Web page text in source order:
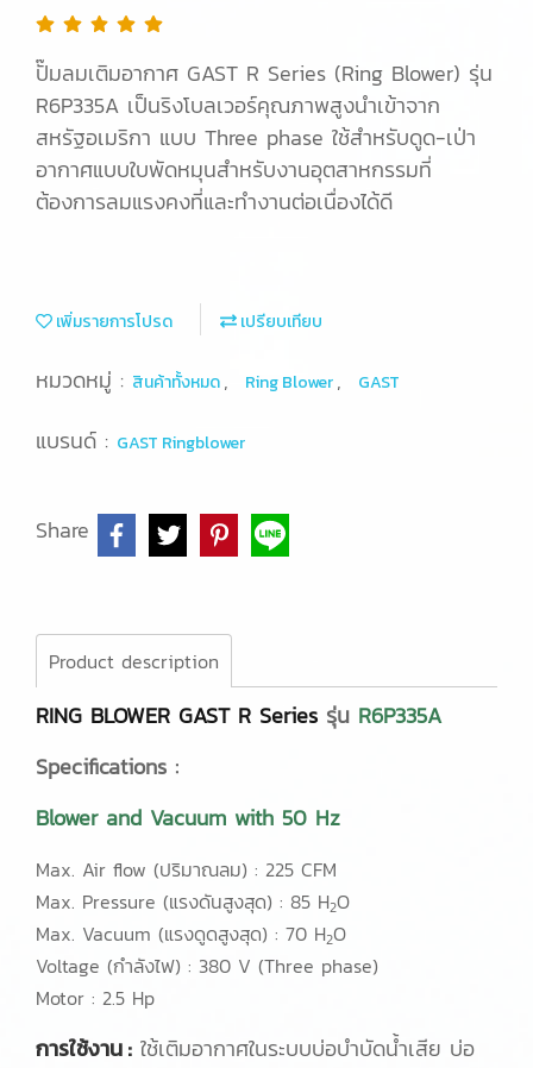
ปั๊มลมเติมอากาศ GAST R Series (Ring Blower) รุ่น
R6P335A เป็นริงโบลเวอร์คุณภาพสูงนำเข้าจาก
สหรัฐอเมริกา แบบ Three phase ใช้สำหรับดูด-เป่า
อากาศแบบใบพัดหมุนสำหรับงานอุตสาหกรรมที่
ต้องการลมแรงคงที่และทำงานต่อเนื่องได้ดี
เพิ่มรายการโปรด เปรียบเทียบ
หมวดหมู่ : สินค้าทั้งหมด, Ring Blower, GAST
แบรนด์ : GAST Ringblower
Share
Product description
RING BLOWER GAST R Series รุ่น R6P335A
Specifications :
Blower and Vacuum with 50 Hz
Max. Air flow (ปริมาณลม) : 225 CFM
Max. Pressure (แรงดันสูงสุด) : 85 H2O
Max. Vacuum (แรงดูดสูงสุด) : 70 H2O
Voltage (กำลังไฟ) : 380 V (Three phase)
Motor : 2.5 Hp
การใช้งาน : ใช้เติมอากาศในระบบบ่อบำบัดน้ำเสีย บ่อ